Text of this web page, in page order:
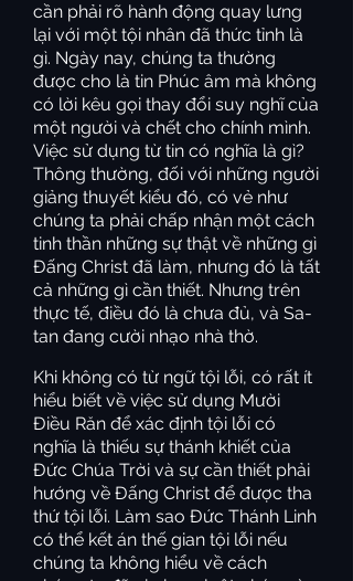
cần phải rõ hành động quay lưng
lại với một tội nhân đã thức tỉnh là
gì. Ngày nay, chúng ta thường
được cho là tin Phúc âm mà không
có lời kêu gọi thay đổi suy nghĩ của
một người và chết cho chính mình.
Việc sử dụng từ tin có nghĩa là gì?
Thông thường, đối với những người
giảng thuyết kiểu đó, có vẻ như
chúng ta phải chấp nhận một cách
tinh thần những sự thật về những gì
Đấng Christ đã làm, nhưng đó là tất
cả những gì cần thiết. Nhưng trên
thực tế, điều đó là chưa đủ, và Sa-
tan đang cười nhạo nhà thờ.
Khi không có từ ngữ tội lỗi, có rất ít
hiểu biết về việc sử dụng Mười
Điều Răn để xác định tội lỗi có
nghĩa là thiếu sự thánh khiết của
Đức Chúa Trời và sự cần thiết phải
hướng về Đấng Christ để được tha
thứ tội lỗi. Làm sao Đức Thánh Linh
có thể kết án thế gian tội lỗi nếu
chúng ta không hiểu về cách